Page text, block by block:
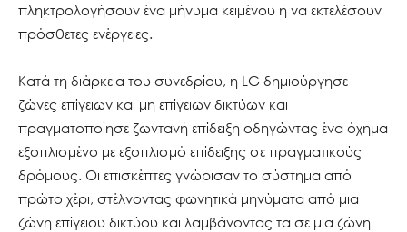
πληκτρολογήσουν ένα μήνυμα κειμένου ή να εκτελέσουν
πρόσθετες ενέργειες.
Κατά τη διάρκεια του συνεδρίου, η LG δημιούργησε
ζώνες επίγειων και μη επίγειων δικτύων και
πραγματοποίησε ζωντανή επίδειξη οδηγώντας ένα όχημα
εξοπλισμένο με εξοπλισμό επίδειξης σε πραγματικούς
δρόμους. Οι επισκέπτες γνώρισαν το σύστημα από
πρώτο χέρι, στέλνοντας φωνητικά μηνύματα από μια
ζώνη επίγειου δικτύου και λαμβάνοντας τα σε μια ζώνη